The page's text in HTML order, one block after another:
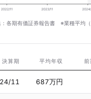
2022/11 2023/11 2024/
各期有価証券報告書 ※業種平均
決算期 平均年収 前
11 687万円